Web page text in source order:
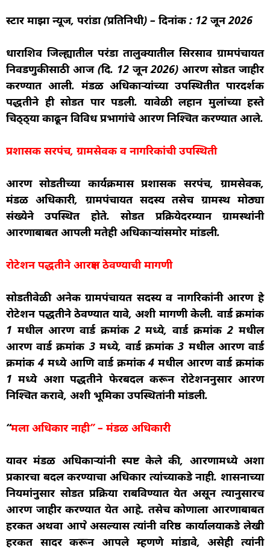
s
p
p
e
b
o
o
k
g
ra
m
e
n
e
स्टार माझा न्यूज, परांडा (प्रतिनिधी) – दिनांक : 12 जून 2026
धाराशिव जिल्ह्यातील परंडा तालुक्यातील सिरसाव ग्रामपंचायत
निवडणुकीसाठी आज (दि. 12 जून 2026) आरक्षण सोडत जाहीर
करण्यात आली. मंडळ अधिकाऱ्यांच्या उपस्थितीत पारदर्शक
पद्धतीने ही सोडत पार पडली. यावेळी लहान मुलांच्या हस्ते
चिठ्ठ्या काढून विविध प्रभागांचे आरक्षण निश्चित करण्यात आले.
प्रशासक सरपंच, ग्रामसेवक व नागरिकांची उपस्थिती
आरक्षण सोडतीच्या कार्यक्रमास प्रशासक सरपंच, ग्रामसेवक,
मंडळ अधिकारी, ग्रामपंचायत सदस्य तसेच ग्रामस्थ मोठ्या
संख्येने उपस्थित होते. सोडत प्रक्रियेदरम्यान ग्रामस्थांनी
आरक्षणाबाबत आपली मतेही अधिकाऱ्यांसमोर मांडली.
रोटेशन पद्धतीने आरक्षण ठेवण्याची मागणी
सोडतीवेळी अनेक ग्रामपंचायत सदस्य व नागरिकांनी आरक्षण हे
रोटेशन पद्धतीने ठेवण्यात यावे, अशी मागणी केली. वार्ड क्रमांक
1 मधील आरक्षण वार्ड क्रमांक 2 मध्ये, वार्ड क्रमांक 2 मधील
आरक्षण वार्ड क्रमांक 3 मध्ये, वार्ड क्रमांक 3 मधील आरक्षण वार्ड
क्रमांक 4 मध्ये आणि वार्ड क्रमांक 4 मधील आरक्षण वार्ड क्रमांक
1 मध्ये अशा पद्धतीने फेरबदल करून रोटेशननुसार आरक्षण
निश्चित करावे, अशी भूमिका उपस्थितांनी मांडली.
“मला अधिकार नाही” – मंडळ अधिकारी
यावर मंडळ अधिकाऱ्यांनी स्पष्ट केले की, आरक्षणामध्ये अशा
प्रकारचा बदल करण्याचा अधिकार त्यांच्याकडे नाही. शासनाच्या
नियमांनुसार सोडत प्रक्रिया राबविण्यात येत असून त्यानुसारच
आरक्षण जाहीर करण्यात येत आहे. तसेच कोणाला आरक्षणाबाबत
हरकत अथवा आक्षेप असल्यास त्यांनी वरिष्ठ कार्यालयाकडे लेखी
हरकत सादर करून आपले म्हणणे मांडावे, असेही त्यांनी